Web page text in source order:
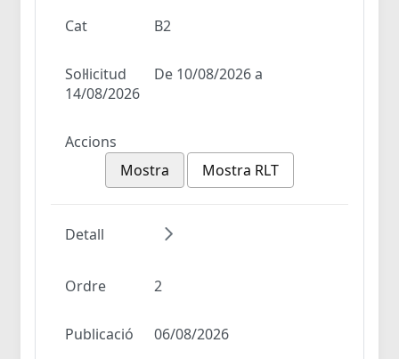
Cat B2
Sol·licitud
De 10/08/2026 a
14/08/2026
Accions
Mostra
Mostra RLT
Detall
Ordre 2
Publicació 06/08/2026